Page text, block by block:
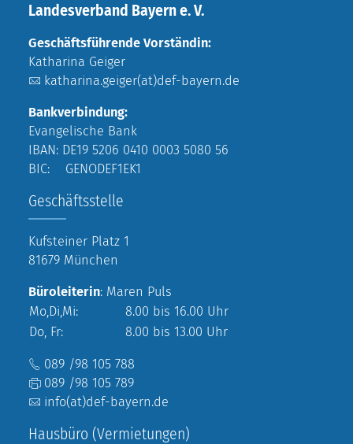
Landesverband Bayern e. V.
Geschäftsführende Vorständin:
Katharina Geiger
katharina.geiger(at)def-bayern.de
Bankverbindung:
Evangelische Bank
IBAN: DE19 5206 0410 0003 5080 56
BIC: GENODEF1EK1
Geschäftsstelle
Kufsteiner Platz 1
81679 München
Büroleiterin: Maren Puls
Mo,Di,Mi:
8.00 bis 16.00 Uhr
Do, Fr:
8.00 bis 13.00 Uhr
089 /98 105 788
089 /98 105 789
info(at)def-bayern.de
Hausbüro (Vermietungen)